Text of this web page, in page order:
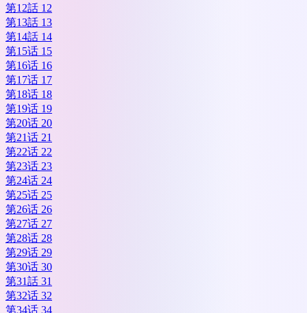
第12話 12
第13話 13
第14話 14
第15话 15
第16话 16
第17话 17
第18话 18
第19话 19
第20话 20
第21话 21
第22话 22
第23话 23
第24话 24
第25话 25
第26话 26
第27话 27
第28话 28
第29话 29
第30话 30
第31話 31
第32话 32
第34话 34